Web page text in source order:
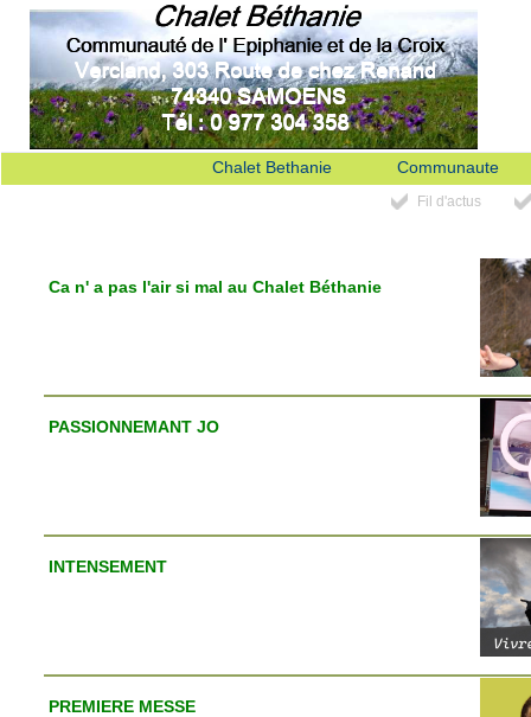
Chalet Bethanie Communaute
Fil d'actus
Ca n' a pas l'air si mal au Chalet Béthanie
PASSIONNEMANT JO
INTENSEMENT
PREMIERE MESSE